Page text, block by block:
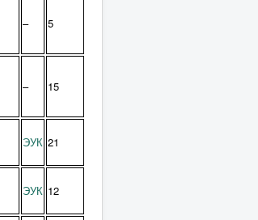
– 5
– 15
ЭУК 21
ЭУК 12